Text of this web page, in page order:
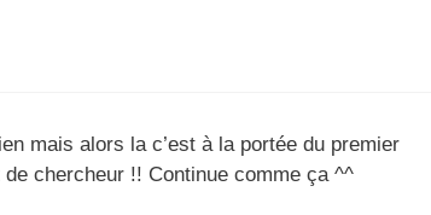
mais alors la c’est à la portée du premier
chercheur !! Continue comme ça ^^